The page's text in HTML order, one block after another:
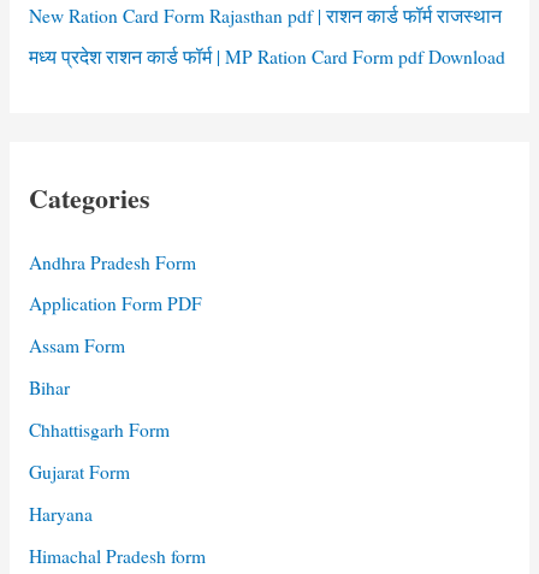
New Ration Card Form Rajasthan pdf | राशन कार्ड फॉर्म राजस्थान
मध्य प्रदेश राशन कार्ड फॉर्म | MP Ration Card Form pdf Download
Categories
Andhra Pradesh Form
Application Form PDF
Assam Form
Bihar
Chhattisgarh Form
Gujarat Form
Haryana
Himachal Pradesh form